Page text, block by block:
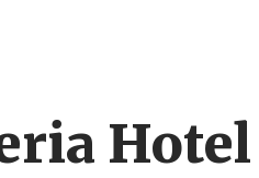
Hotel